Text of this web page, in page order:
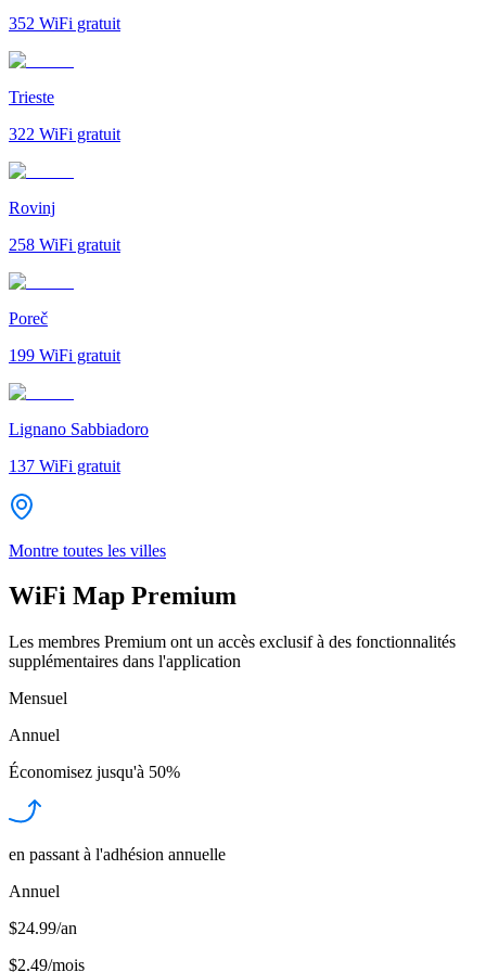
352 WiFi gratuit
Trieste
322 WiFi gratuit
Rovinj
258 WiFi gratuit
Poreč
199 WiFi gratuit
Lignano Sabbiadoro
137 WiFi gratuit
Montre toutes les villes
WiFi Map Premium
Les membres Premium ont un accès exclusif à des fonctionnalités
supplémentaires dans l'application
Mensuel
Annuel
Économisez jusqu'à 50%
en passant à l'adhésion annuelle
Annuel
$24.99/an
$2.49/mois